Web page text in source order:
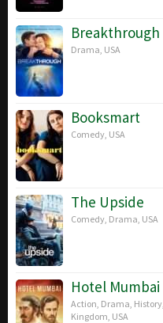
Breakthrough
Drama USA
Booksmart
Comedy USA
The Upside
Comedy Drama USA
Hotel Mumbai
Action Drama History
Kingdom USA